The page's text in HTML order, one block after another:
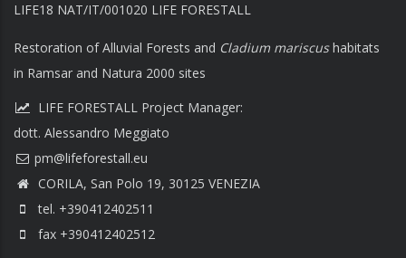
LIFE18 NAT/IT/001020 LIFE FORESTALL
Restoration of Alluvial Forests and Cladium mariscushabitats
in Ramsar and Natura 2000 sites
LIFE FORESTALL Project Manager:
dott. Alessandro Meggiato
CORILA, San Polo 19, 30125 VENEZIA
tel. +390412402511
fax +390412402512